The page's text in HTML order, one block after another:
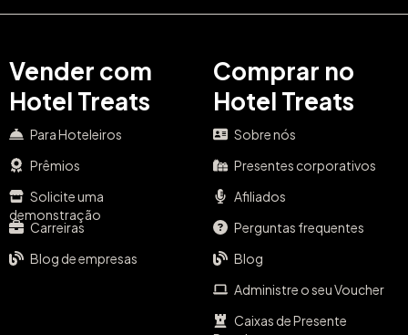
Prêmios
Solicite uma
Carreiras
Blog de empresas
Presentes corporativos
Afiliados
Perguntas frequentes
Blog
Administre o seu Voucher
Caixas de Presente
Paradores
Contacto
Loja Oficial dos Vales de
Loja Oficial dos Vouchers